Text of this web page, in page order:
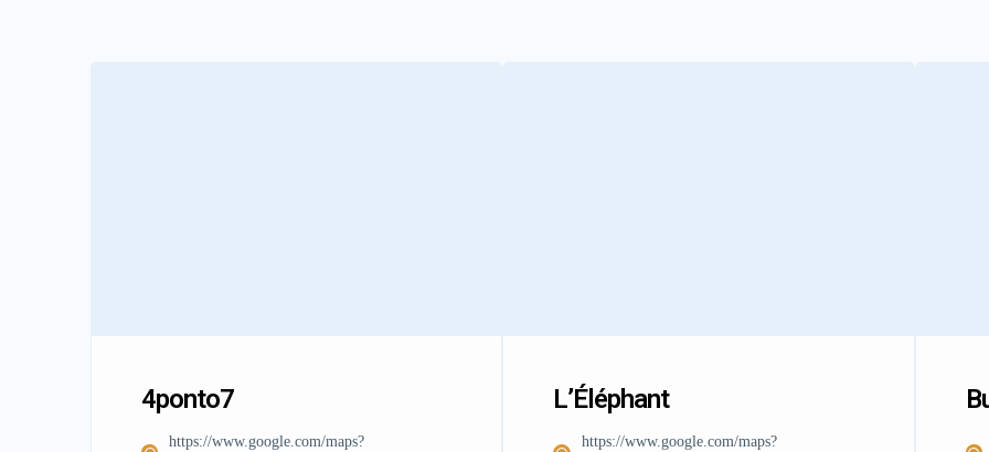
4ponto7
https://www.google.com/maps?
L’Éléphant
https://www.google.com/maps?